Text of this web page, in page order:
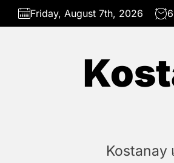
Skip
Friday, August 7th, 2026
Kostanay